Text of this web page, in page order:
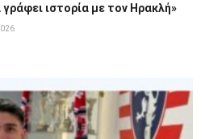
γράφει ιστορία με τον Ηρακλή»